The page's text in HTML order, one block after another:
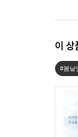
이 상
#봄날